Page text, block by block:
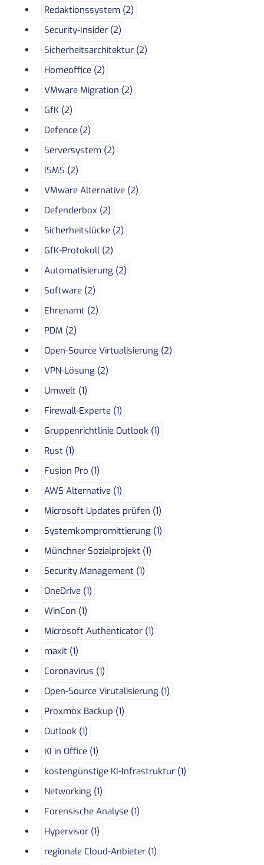
Redaktionssystem (2)
Security-Insider (2)
Sicherheitsarchitektur (2)
Homeoffice (2)
VMware Migration (2)
GfK (2)
Defence (2)
Serversystem (2)
ISMS (2)
VMware Alternative (2)
Defenderbox (2)
Sicherheitslücke (2)
GfK-Protokoll (2)
Automatisierung (2)
Software (2)
Ehrenamt (2)
PDM (2)
Open-Source Virtualisierung (2)
VPN-Lösung (2)
Umwelt (1)
Firewall-Experte (1)
Gruppenrichtlinie Outlook (1)
Rust (1)
Fusion Pro (1)
AWS Alternative (1)
Microsoft Updates prüfen (1)
Systemkompromittierung (1)
Münchner Sozialprojekt (1)
Security Management (1)
OneDrive (1)
WinCon (1)
Microsoft Authenticator (1)
maxit (1)
Coronavirus (1)
Open-Source Virutalisierung (1)
Proxmox Backup (1)
Outlook (1)
KI in Office (1)
kostengünstige KI-Infrastruktur (1)
Networking (1)
Forensische Analyse (1)
Hypervisor (1)
regionale Cloud-Anbieter (1)